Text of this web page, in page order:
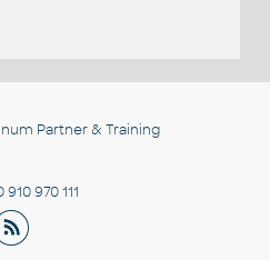
Partner & Training
970 111